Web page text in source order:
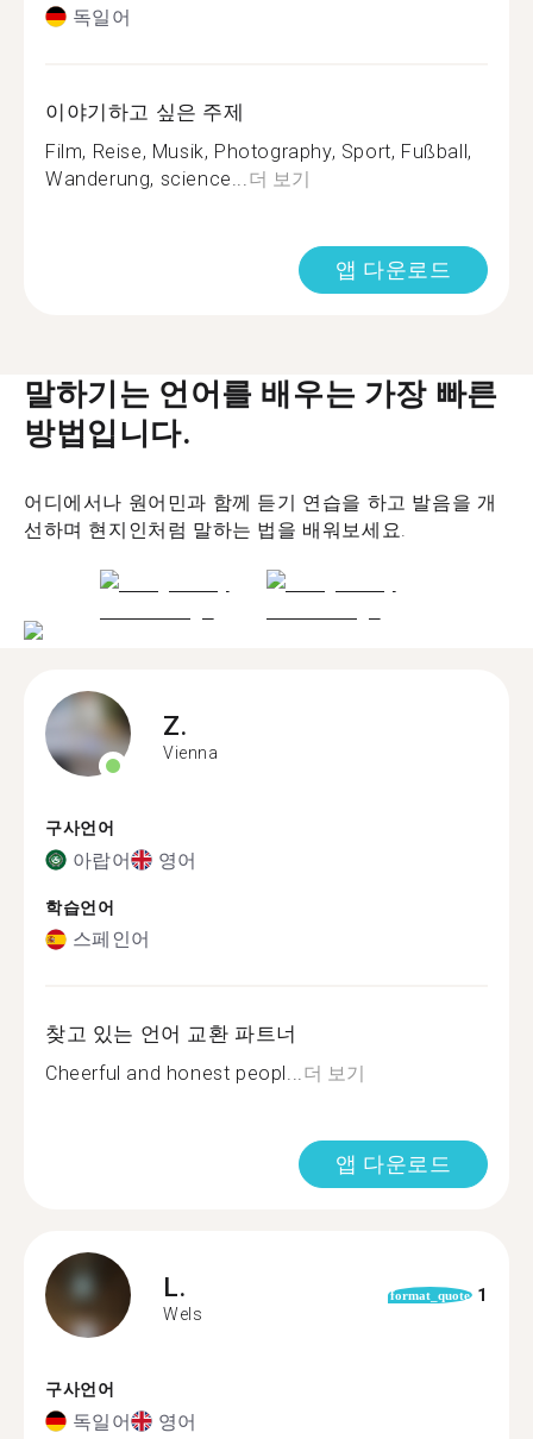
독일어
이야기하고 싶은 주제
Film, Reise, Musik, Photography, Sport, Fußball,
Wanderung, science... 더 보기
앱 다운로드
말하기는 언어를 배우는 가장 빠른
방법입니다.
어디에서나 원어민과 함께 듣기 연습을 하고 발음을 개
선하며 현지인처럼 말하는 법을 배워보세요.
Z.
Vienna
구사언어
아랍어 영어
학습언어
스페인어
찾고 있는 언어 교환 파트너
Cheerful and honest peopl...더 보기
앱 다운로드
L.
Wels
format_quote 1
구사언어
독일어 영어